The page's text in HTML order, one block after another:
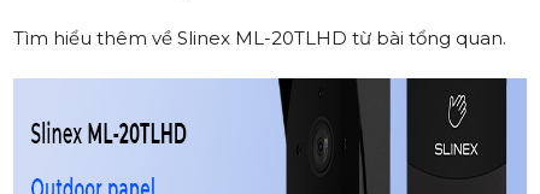
Tìm hiểu thêm vềSlinex ML-20TLHD từ bài tổng quan.